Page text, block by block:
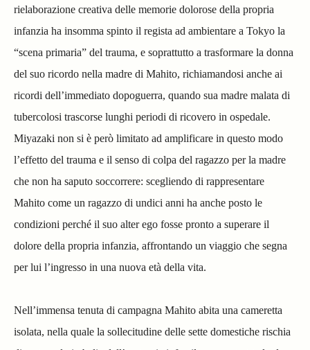
rielaborazione creativa delle memorie dolorose della propria
infanzia ha insomma spinto il regista ad ambientare a Tokyo la
“scena primaria” del trauma, e soprattutto a trasformare la donna
del suo ricordo nella madre di Mahito, richiamandosi anche ai
ricordi dell’immediato dopoguerra, quando sua madre malata di
tubercolosi trascorse lunghi periodi di ricovero in ospedale.
Miyazaki non si è però limitato ad amplificare in questo modo
l’effetto del trauma e il senso di colpa del ragazzo per la madre
che non ha saputo soccorrere: scegliendo di rappresentare
Mahito come un ragazzo di undici anni ha anche posto le
condizioni perché il suo alter ego fosse pronto a superare il
dolore della propria infanzia, affrontando un viaggio che segna
per lui l’ingresso in una nuova età della vita.
Nell’immensa tenuta di campagna Mahito abita una cameretta
isolata, nella quale la sollecitudine delle sette domestiche rischia